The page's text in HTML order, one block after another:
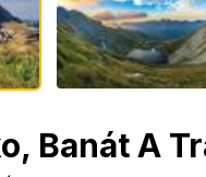
Banát A